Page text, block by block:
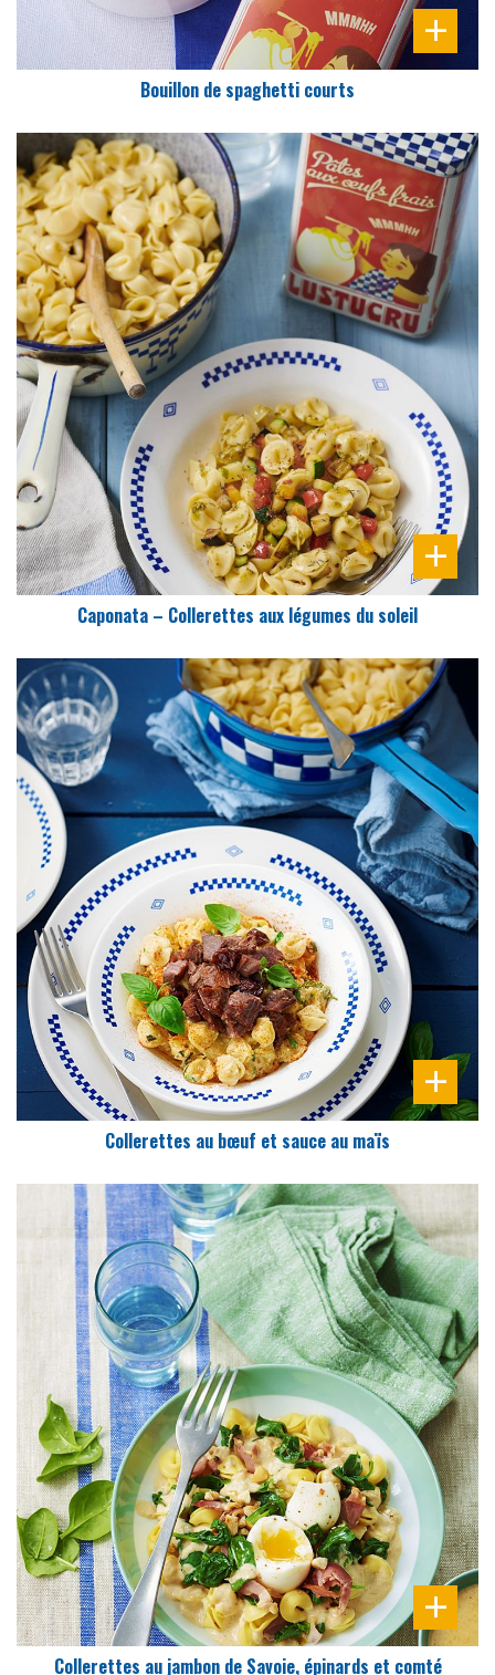
Bouillon de spaghetti courts
DIFFICULTÉ
PRÉPARATION
25 Min
Caponata – Collerettes aux légumes du soleil
DIFFICULTÉ
PRÉPARATION
10 Min
Collerettes au bœuf et sauce au maïs
DIFFICULTÉ
PRÉPARATION
20 Min
Collerettes au jambon de Savoie, épinards et comté